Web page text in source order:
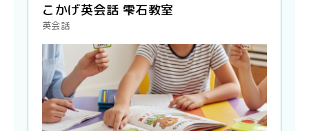
こかげ英会話 雫石教室
英会話